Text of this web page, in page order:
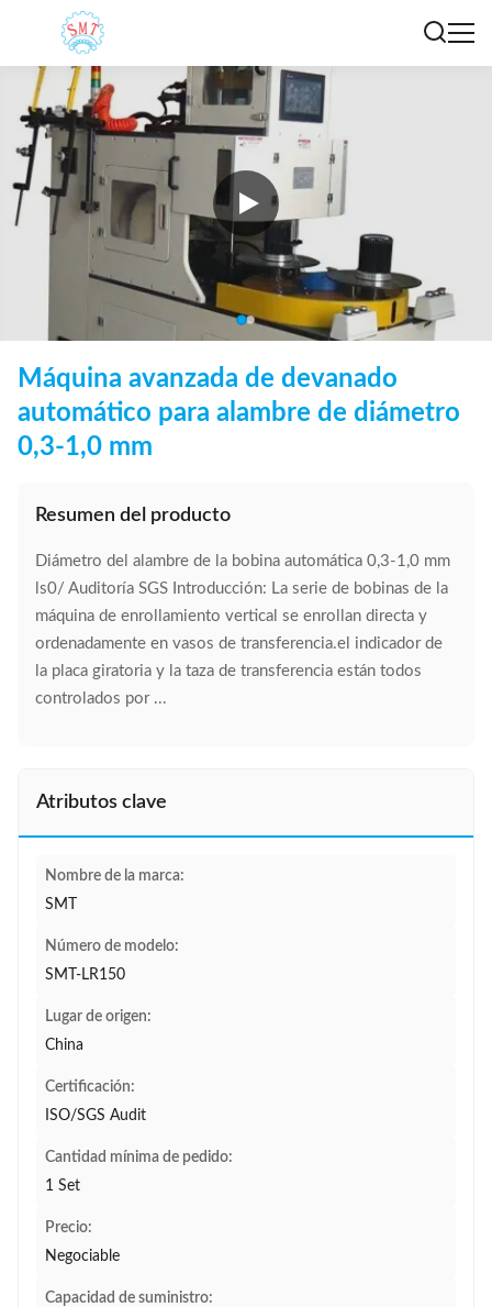
Máquina avanzada de devanado
automático para alambre de diámetro
0,3-1,0 mm
Resumen del producto
Diámetro del alambre de la bobina automática 0,3-1,0 mm
ls0/ Auditoría SGS Introducción: La serie de bobinas de la
máquina de enrollamiento vertical se enrollan directa y
ordenadamente en vasos de transferencia.el indicador de
la placa giratoria y la taza de transferencia están todos
controlados por ...
Atributos clave
Nombre de la marca:
SMT
Número de modelo:
SMT-LR150
Lugar de origen:
China
Certificación:
ISO/SGS Audit
Cantidad mínima de pedido:
1 Set
Precio:
Negociable
Capacidad de suministro: